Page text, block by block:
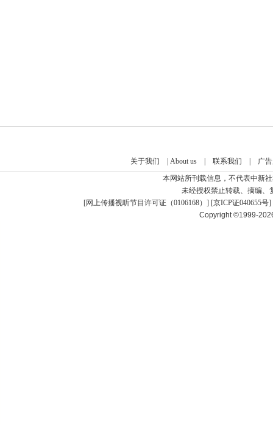
关于我们 About us| 联系我们
广
本网站所刊载信息，不代表中新
未经授权禁止转载、摘编、
[网上传播视听节目许可证（0106168） ] [京ICP证040655号]
Copyright ©1999-